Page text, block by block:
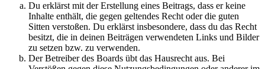
Du erklärst mit der Erstellung eines Beitrags, dass er keine
Inhalte enthält, die gegen geltendes Recht oder die guten
Sitten verstoßen. Du erklärst insbesondere, dass du das Recht
besitzt, die in deinen Beiträgen verwendeten Links und Bilder
zu setzen bzw. zu verwenden.
Der Betreiber des Boards übt das Hausrecht aus. Bei